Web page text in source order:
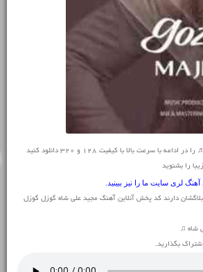
بالا با کیفیت 128 و 320 دانلود کنید
را بشنوید
آهنگ لری سایت ما را نیز ببینید.
دارند کد پخش آنلاین آهنگ مجید علی شاه گوزل گوزل
شاه ♫
بگذارید.